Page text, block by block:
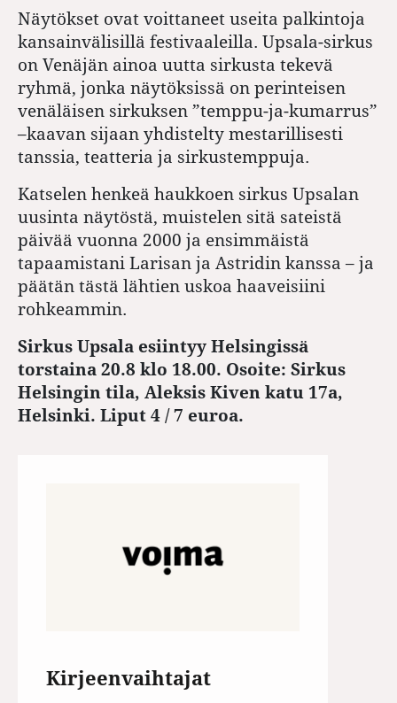
Näytökset ovat voittaneet useita palkintoja
kansainvälisillä festivaaleilla. Upsala-sirkus
on Venäjän ainoa uutta sirkusta tekevä
ryhmä, jonka näytöksissä on perinteisen
venäläisen sirkuksen ”temppu-ja-kumarrus”
–kaavan sijaan yhdistelty mestarillisesti
tanssia, teatteria ja sirkustemppuja.
Katselen henkeä haukkoen sirkus Upsalan
uusinta näytöstä, muistelen sitä sateistä
päivää vuonna 2000 ja ensimmäistä
tapaamistani Larisan ja Astridin kanssa – ja
päätän tästä lähtien uskoa haaveisiini
rohkeammin.
Sirkus Upsala esiintyy Helsingissä
torstaina 20.8 klo 18.00. Osoite: Sirkus
Helsingin tila, Aleksis Kiven katu 17a,
Helsinki. Liput 4 / 7 euroa.
Kirjeenvaihtajat